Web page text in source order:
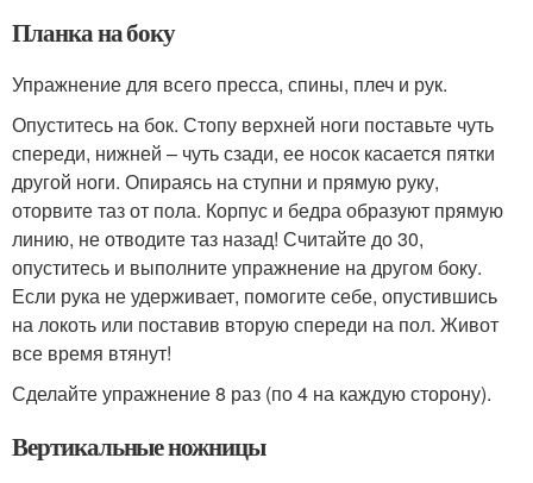
Планка на боку
Упражнение для всего пресса, спины, плеч и рук.
Опуститесь на бок. Стопу верхней ноги поставьте чуть
спереди, нижней – чуть сзади, ее носок касается пятки
другой ноги. Опираясь на ступни и прямую руку,
оторвите таз от пола. Корпус и бедра образуют прямую
линию, не отводите таз назад! Считайте до 30,
опуститесь и выполните упражнение на другом боку.
Если рука не удерживает, помогите себе, опустившись
на локоть или поставив вторую спереди на пол. Живот
все время втянут!
Сделайте упражнение 8 раз (по 4 на каждую сторону).
Вертикальные ножницы